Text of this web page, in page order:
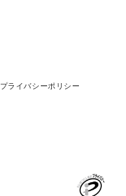
プライバシーポリシー